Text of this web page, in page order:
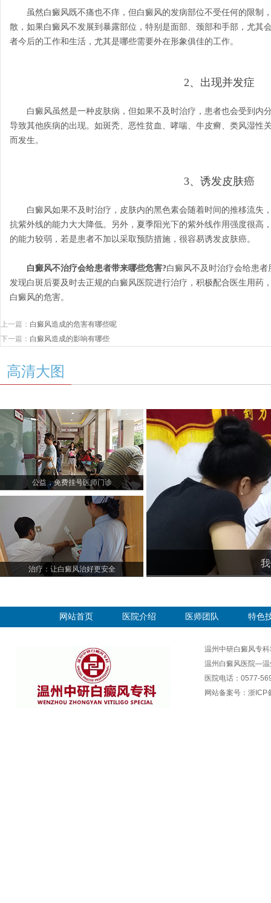
虽然白癜风既不痛也不痒，但白癜风的发病部位不受任何的限制
散，如果白癜风不发展到暴露部位，特别是面部、颈部和手部，尤其
者今后的工作和生活，尤其是哪些需要外在形象俱佳的工作。
2、出现并发症
白癜风虽然是一种皮肤病，但如果不及时治疗，患者也会受到内
导致其他疾病的出现。如斑秃、恶性贫血、哮喘、牛皮癣、类风湿性
而发生。
3、诱发皮肤癌
白癜风如果不及时治疗，皮肤内的黑色素会随着时间的推移流失
抗紫外线的能力大大降低。另外，夏季阳光下的紫外线作用强度很高
的能力较弱，若是患者不加以采取预防措施，很容易诱发皮肤癌。
白癜风不治疗会给患者带来哪些危害?白癜风不及时治疗会给患
发现白斑后要及时去正规的白癜风医院进行治疗，积极配合医生用药
白癜风的危害。
上一篇： 白癜风造成的危害有哪些呢
下一篇： 白癜风造成的影响有哪些
高清大图
公益，免费挂号医师门诊
治疗：让白癜风治好更安全
网站首页 医院介绍 医师团队 特色
温州中研白癜风专
温州白癜风医院—温
医院电话：0577-
网站备案号： 浙ICP